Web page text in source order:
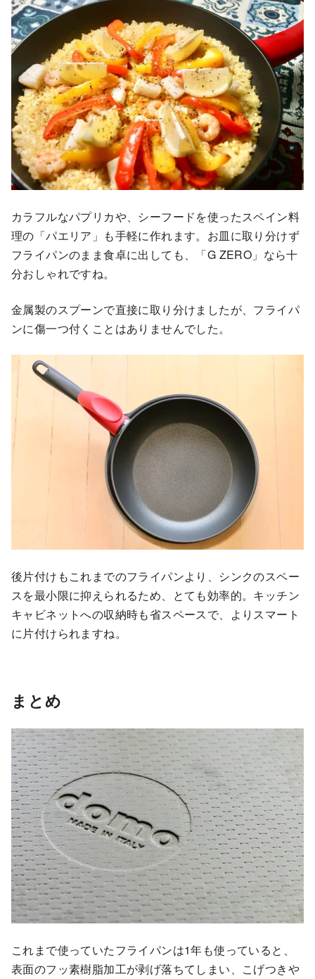
カラフルなパプリカや、シーフードを使ったスペイン料
理の「パエリア」も手軽に作れます。お皿に取り分けず
フライパンのまま食卓に出しても、「G ZERO」なら十
分おしゃれですね。
金属製のスプーンで直接に取り分けましたが、フライパ
ンに傷一つ付くことはありませんでした。
後片付けもこれまでのフライパンより、シンクのスペー
スを最小限に抑えられるため、とても効率的。キッチン
キャビネットへの収納時も省スペースで、よりスマート
に片付けられますね。
まとめ
これまで使っていたフライパンは1年も使っていると、
表面のフッ素樹脂加工が剥げ落ちてしまい、こげつきや